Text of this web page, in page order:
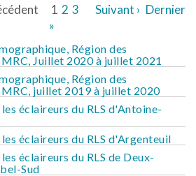
1 2 3 Suivant › Dernier
»
Région des
Juillet 2020 à juillet 2021
Région des
MRC, juillet 2019 à juillet 2020
éclaireurs du RLS d'Antoine-
éclaireurs du RLS d'Argenteuil
éclaireurs du RLS de Deux-
Sud